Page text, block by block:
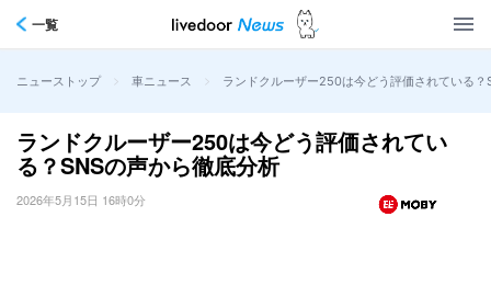
一覧
ニューストップ > 車ニュース > ランドクルーザー250は今どう評価されている？
ランドクルーザー250は今どう評価されてい
る？SNSの声から徹底分析
2026年5月15日 16時0分